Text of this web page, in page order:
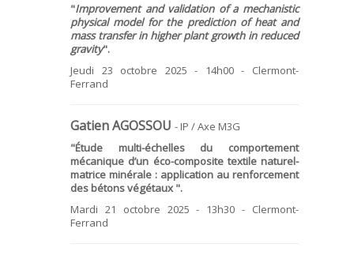
"Improvement and validation of a mechanistic
physical model for the prediction of heat and
mass transfer in higher plant growth in reduced
gravity".
Jeudi 23 octobre 2025 - 14h00 - Clermont-
Ferrand
Gatien AGOSSOU - IP / Axe M3G
"Étude multi-échelles du comportement
mécanique d’un éco-composite textile naturel-
matrice minérale : application au renforcement
des bétons végétaux ".
Mardi 21 octobre 2025 - 13h30 - Clermont-
Ferrand